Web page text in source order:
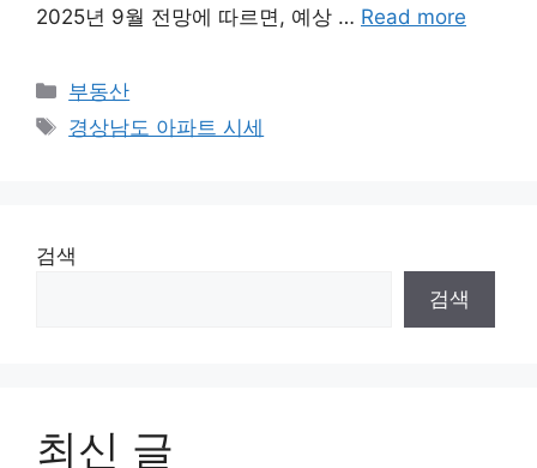
2025년 9월 전망에 따르면, 예상 … Read more
Categories
부동산
Tags
경상남도 아파트 시세
검색
검색
최신 글